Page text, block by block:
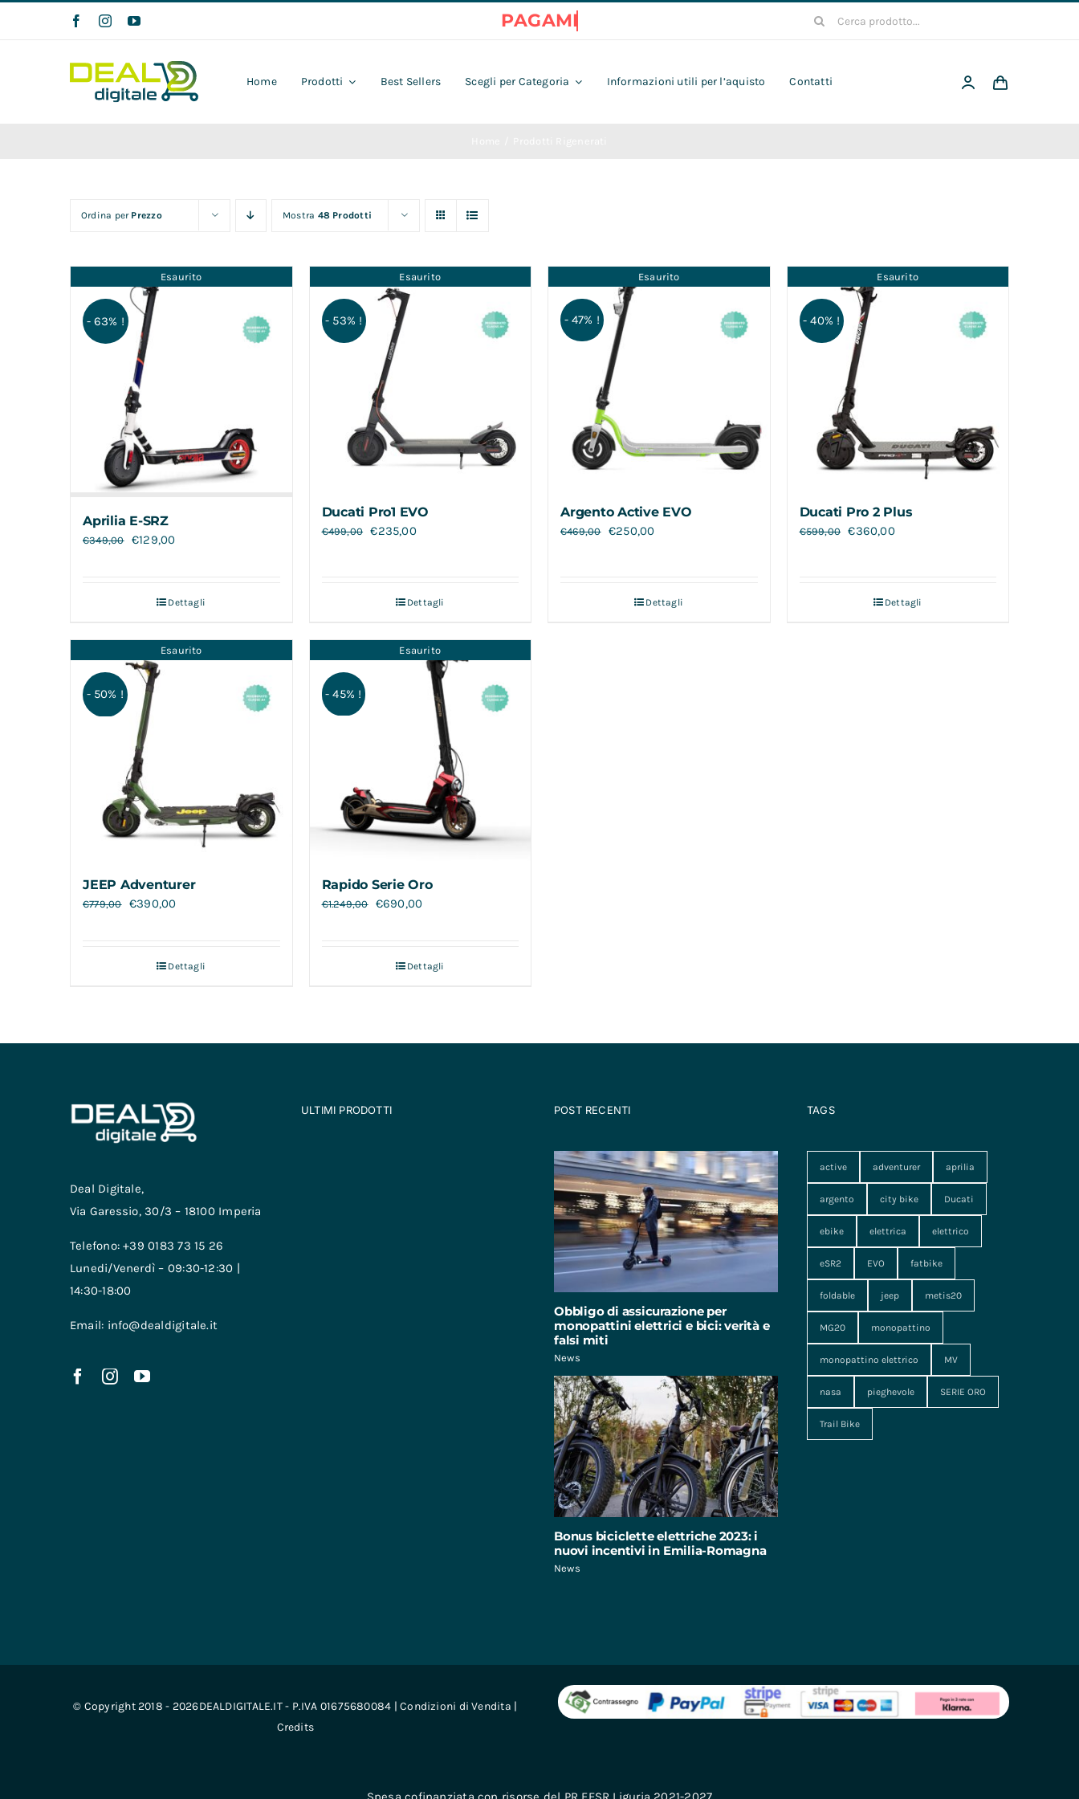
Cerca
Home Prodotti Best Sellers Scegli per Categoria Informazioni utili per l’aquisto Contatti
Ordina per Prezzo Mostra 48 Prodotti
Esaurito
- 63% !
Aprilia E-SRZ
€349,00 €129,00
Dettagli
Esaurito
- 53% !
Ducati Pro1 EVO
€499,00 €235,00
Dettagli
Esaurito
- 47% !
Argento Active EVO
€469,00 €250,00
Dettagli
Esaurito
- 40% !
Ducati Pro 2 Plus
€599,00 €360,00
Dettagli
Esaurito
- 50% !
JEEP Adventurer
€779,00 €390,00
Dettagli
Esaurito
- 45% !
Rapido Serie Oro
€1.249,00 €690,00
Dettagli
Deal Digitale,
Via Garessio, 30/3 – 18100 Imperia
Telefono: +39 0183 73 15 26
Lunedi/Venerdì – 09:30-12:30 |
14:30-18:00
Email: info@dealdigitale.it
ULTIMI PRODOTTI POST RECENTI
Obbligo di assicurazione per
monopattini elettrici e bici: verità e
falsi miti
News
Bonus biciclette elettriche 2023: i
nuovi incentivi in Emilia-Romagna
News
TAGS
active adventurer aprilia
argento city bike Ducati
ebike elettrica elettrico
eSR2 EVO fatbike
foldable jeep metis20
MG20 monopattino
monopattino elettrico MV
nasa pieghevole SERIE ORO
Trail Bike
© Copyright 2018 - 2026DEALDIGITALE.IT - P.IVA 01675680084 |Condizioni di Vendita |
Credits